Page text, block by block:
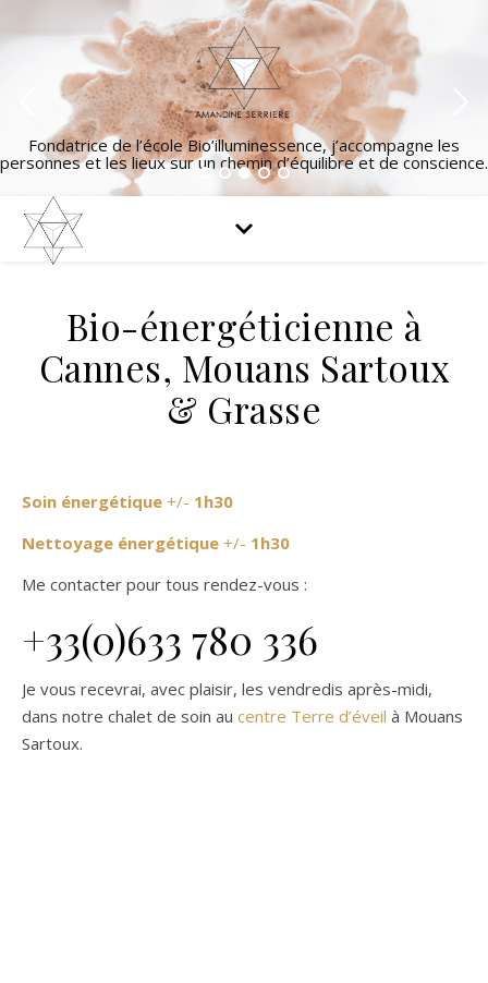
Fondatrice de l’école Bio’illuminessence, j’accompagne les
personnes et les lieux sur un chemin d’équilibre et de conscience.
Bio-énergéticienne à
Cannes, Mouans Sartoux
& Grasse
Soin énergétique +/- 1h30
Nettoyage énergétique +/- 1h30
Me contacter pour tous rendez-vous :
+33(0)633 780 336
Je vous recevrai, avec plaisir, les vendredis après-midi,
dans notre chalet de soin au centre Terre d’éveil à Mouans
Sartoux.